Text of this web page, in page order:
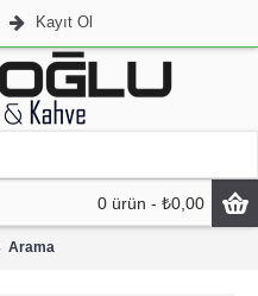
Kayıt Ol
0 ürün - ₺0,00
Arama